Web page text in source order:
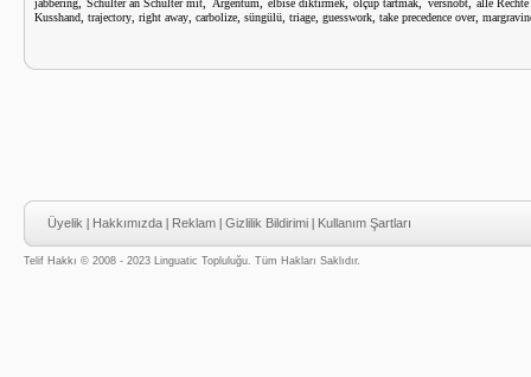
jabbering
Schulter an Schulter mit Argentum elbise diktirmek ölçüp tartmak versnobt
alle
Kusshand trajectory right away carbolize süngülü triage guesswork take precedence over,
Üyelik | Hakkımızda | Reklam | Gizlilik Bildirimi | Kullanım Şartları
Telif Hakkı © 2008 - 2023 Linguatic Topluluğu. Tüm Hakları Saklıdır.